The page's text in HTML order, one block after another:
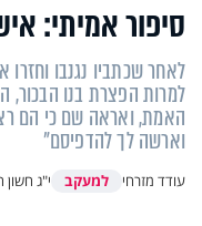
סיפור אמיתי:
לאחר שכתביו נגנבו
למרות הפצרת בנו הבכור,
האמת, ואראה שם כי הם
וארשה לך להדפיסם"
עודד מזרחי למעקב י"ג